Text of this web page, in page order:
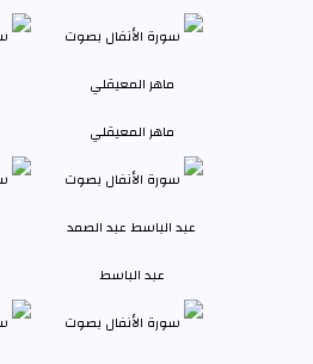
ماهر المعيقلي
عبد الباسط